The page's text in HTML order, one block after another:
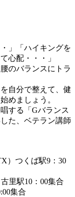
」「ハイキングを
心配・・・」
のバランスにトラ
自分で整えて、健
めましょう。
する「Gバランス
た、ベテラン講師
）つくば駅9：30
里駅10：00集合
集合